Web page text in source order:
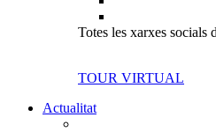
Totes les xarxes socials
TOUR VIRTUAL
Actualitat